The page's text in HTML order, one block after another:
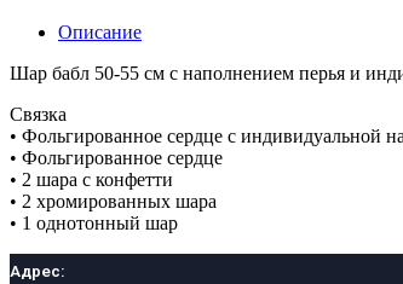
Описание
Шар бабл 50-55 см с наполнением перья и
Связка
• Фольгированное сердце с индивидуальной
• Фольгированное сердце
• 2 шара с конфетти
• 2 хромированных шара
• 1 однотонный шар
Адрес: